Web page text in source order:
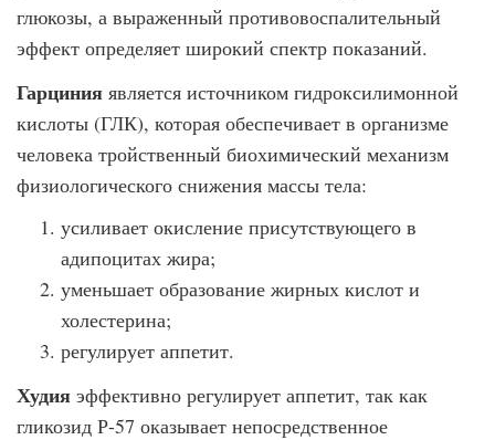
глюкозы, а выраженный противовоспалительный
эффект определяет широкий спектр показаний.
Гарциния является источником гидроксилимонной
кислоты (ГЛК), которая обеспечивает в организме
человека тройственный биохимический механизм
физиологического снижения массы тела:
усиливает окисление присутствующего в
адипоцитах жира;
уменьшает образование жирных кислот и
холестерина;
регулирует аппетит.
Худия эффективно регулирует аппетит, так как
гликозид Р-57 оказывает непосредственное